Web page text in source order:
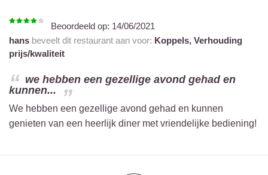
Beoordeeld op: 14/06/2021
hans beveelt dit restaurant aan voor: Koppels, Verhouding
prijs/kwaliteit
we hebben een gezellige avond gehad en
kunnen...
We hebben een gezellige avond gehad en kunnen
genieten van een heerlijk diner met vriendelijke bediening!